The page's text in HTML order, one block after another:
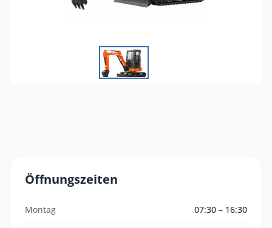
Öffnungszeiten
Montag 07:30 – 16:30